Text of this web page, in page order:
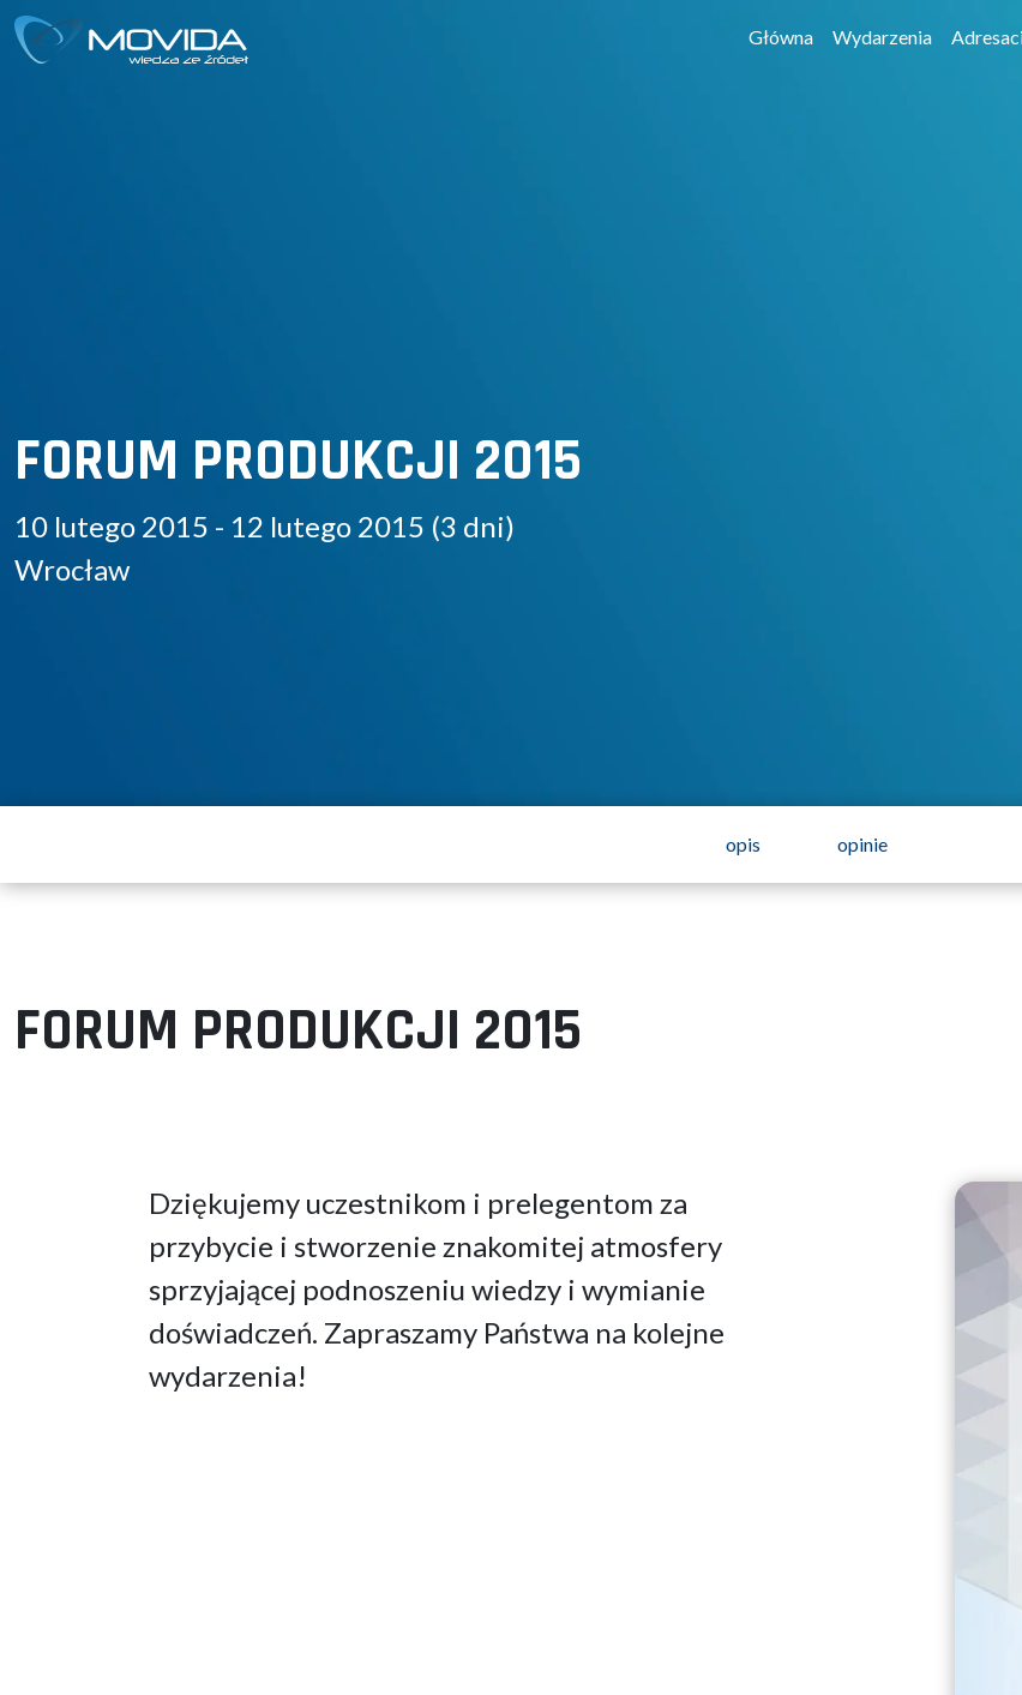
Główna Wydarzenia
FORUM PRODUKCJI 2015
10 lutego 2015 - 12 lutego 2015 (3 dni)
Wrocław
opis opinie
FORUM PRODUKCJI 2015
Dziękujemy uczestnikom i prelegentom za
przybycie i stworzenie znakomitej atmosfery
sprzyjającej podnoszeniu wiedzy i wymianie
doświadczeń. Zapraszamy Państwa na kolejne
wydarzenia!